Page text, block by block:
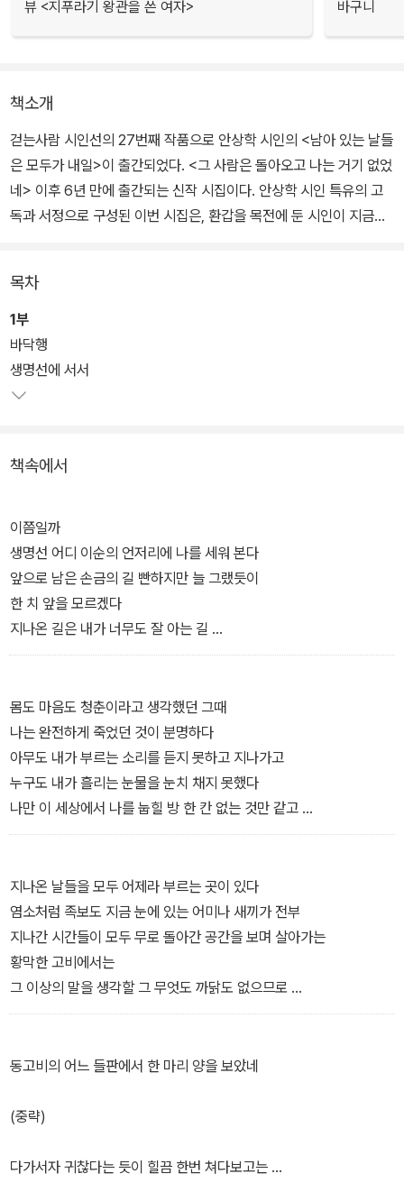
뷰 <지푸라기 왕관을 쓴 여자> 바구니
책소개
걷는사람 시인선의 27번째 작품으로 안상학 시인의 <남아 있는 날들
은 모두가 내일>이 출간되었다. <그 사람은 돌아오고 나는 거기 없었
네> 이후 6년 만에 출간되는 신작 시집이다. 안상학 시인 특유의 고
독과 서정으로 구성된 이번 시집은, 환갑을 목전에 둔 시인이 지금껏
최원식 문학평론가는 추천사를 통해 “작위의 틈입을 허락지 않는 야
생의 천진 같은 사람이요 꼭 그 사람 같은 시를 쓴다”고 말한다. 작위
가 틈입하지 않은 시란 시인의 내밀함으로 쓰인 시라는 말과 같다.
“지나온 길은 내가 너무도 잘 아는 길/오늘은 더듬더듬 그 길을 되돌
나하나 지워 가며/내 삶의 가장 먼 그 북녘 거처로 돌아가고 싶습니다
「북녘 거처」가 특히 그렇다.
표제작인 「고비의 시간」에서는 “지나온 날들을 모두 어제라 부르는
곳”에서 “모든 지나간 날들과 아직 오지 않은 나날들을 어제와 내일
로 셈하며” 내밀한 과거에 대해 사유한다.
목차
1부
바닥행
생명선에 서서
책속에서
이쯤일까
생명선 어디 이순의 언저리에 나를 세워 본다
앞으로 남은 손금의 길 빤하지만 늘 그랬듯이
한 치 앞을 모르겠다
지나온 길은 내가 너무도 잘 아는 길
오늘은 더듬더듬 그 길을 되돌아가 본다 이쯤에서
송장 같은 내가 독가獨家에 처박혀 있다 지나간다
다 죽어 가던 내가 점점 살아나고 나는 지나간다
온갖 말들의 화살을 맞고 피 흘리는 내가 있다 지나간다
딸내미에게 용서를 구하는 내가 있다 지나간다
나는 나로 살겠다고 다짐하던 몽골초원 자작나무 지나간다
권정생 선생이 살아나고 나는 서울이다 지나간다
새벽 거리에서 울고 있던 나를 지나가면 이쯤에서
울고 있는 어린 딸내미가 다시 서럽게 혼자서 울고 있다
지나간다 뺑소니가 지나가고 오토바이가 일어나고
아버지가 술 배달을 하고 있다 나는 모른 척 지나간다
시를 접고 공사판에서 오비끼를 나르는 나를 지나가고
청년이 알던 처녀의 소녀가 있다 지나간다
새새어머니의 빗자루가 지나가고 새엄마가 칼을 맞고 있다
1974년 생일날, 지나간다
몸도 마음도 청춘이라고 생각했던 그때
나는 완전하게 죽었던 것이 분명하다
아무도 내가 부르는 소리를 듣지 못하고 지나가고
누구도 내가 흘리는 눈물을 눈치 채지 못했다
나만 이 세상에서 나를 눕힐 방 한 칸 없는 것만 같고
세상 모든 사람들은 누구나 집이 있는 것만 같았다
마음을 잃어버린 몸처럼 세상에서 나는 서러웠다
그때 내가 죽지 않았다면 그럴 리가 없었을 것이다
세상 모든 사람들은 서로 눈을 맞추며 노래를 부르는 것만 같았고
내가 부르는 노래는 누구도 듣지 못하는 것만 같았다
나에겐 아무것도 없었고 남들은 뭐든 다 있는 것만 같았다
몸을 잃어버린 사람처럼 세상에서 나는 외로웠다
몸도 마음도 완전한 청춘이라고 생각했던 그때
봄이 오는 방식이 늘 그렇듯이 봄이 봄이 아닌 봄 속에서
지나온 날들을 모두 어제라 부르는 곳이 있다
염소처럼 족보도 지금 눈에 있는 어미나 새끼가 전부
지나간 시간들이 모두 무로 돌아간 공간을 보며 살아가는
황막한 고비에서는
그 이상의 말을 생각할 그 무엇도 까닭도 없으므로
펌프가 있는 어느 작은 마을
뒤따라가며 가끔 돌아보는 소녀뿐
굳이 그 이상의 말을 만들 어떤 필요도 없으므로
동고비의 어느 들판에서 한 마리 양을 보았네
(중략)
다가서자 귀찮다는 듯이 힐끔 한번 쳐다보고는